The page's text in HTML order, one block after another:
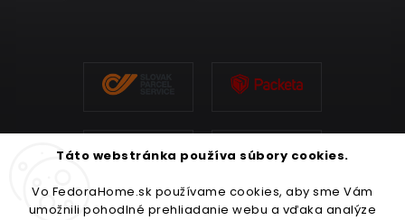
Táto webstránka používa súbory cookies.
Vo FedoraHome.sk používame cookies, aby sme Vám
umožnili pohodlné prehliadanie webu a vďaka analýze